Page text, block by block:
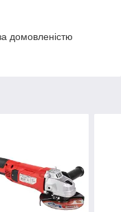
домовленістю